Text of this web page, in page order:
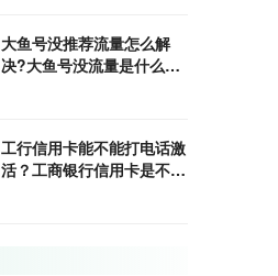
大鱼号没推荐流量怎么解
决?大鱼号没流量是什么原
工行信用卡能不能打电话激
活？工商银行信用卡是不是